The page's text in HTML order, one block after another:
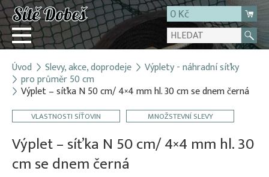
0 Kč
Přihlásit
Registrace
E-shop
O firmě
Kontakt
Úvod Slevy, akce, doprodeje Výplety - náhradní síťky
pro průměr 50 cm
Výplet – síťka N 50 cm/ 4×4 mm hl. 30 cm se dnem černá
VLASTNOSTI SÍŤOVIN MNOŽSTEVNÍ SLEVY
Výplet – síťka N 50 cm/ 4×4 mm hl. 30
cm se dnem černá